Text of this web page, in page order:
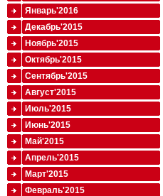
Январь'2016
Декабрь'2015
Ноябрь'2015
Октябрь'2015
Сентябрь'2015
Август'2015
Июль'2015
Июнь'2015
Май'2015
Апрель'2015
Март'2015
Февраль'2015